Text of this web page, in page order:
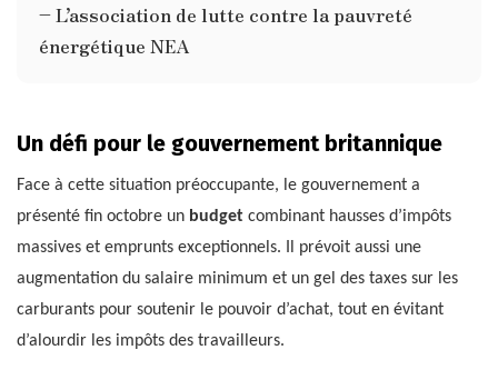
– L’association de lutte contre la pauvreté
énergétique NEA
Un défi pour le gouvernement britannique
Face à cette situation préoccupante, le gouvernement a
présenté fin octobre un budget combinant hausses d’impôts
massives et emprunts exceptionnels. Il prévoit aussi une
augmentation du salaire minimum et un gel des taxes sur les
carburants pour soutenir le pouvoir d’achat, tout en évitant
d’alourdir les impôts des travailleurs.